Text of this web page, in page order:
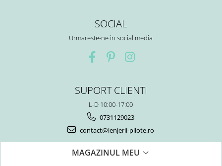
SOCIAL
Urmareste-ne in social media
SUPORT CLIENTI
L-D 10:00-17:00
0731129023
contact@lenjerii-pilote.ro
MAGAZINUL MEU